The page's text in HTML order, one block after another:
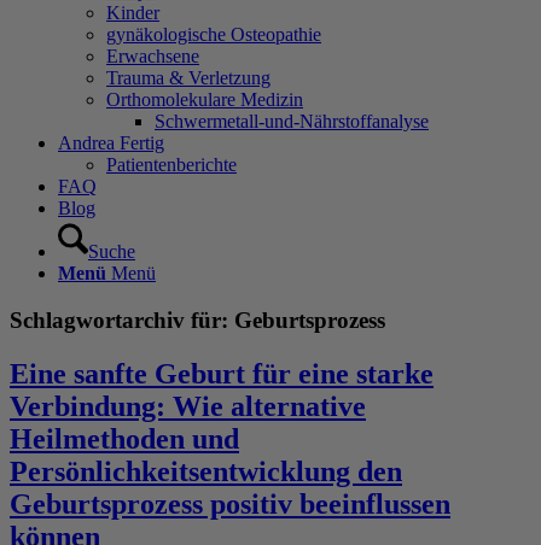
Kinder
gynäkologische Osteopathie
Erwachsene
Trauma & Verletzung
Orthomolekulare Medizin
Schwermetall-und-Nährstoffanalyse
Andrea Fertig
Patientenberichte
FAQ
Blog
Suche
Menü Menü
Schlagwortarchiv für: Geburtsprozess
Eine sanfte Geburt für eine starke
Verbindung: Wie alternative
Heilmethoden und
Persönlichkeitsentwicklung den
Geburtsprozess positiv beeinflussen
können